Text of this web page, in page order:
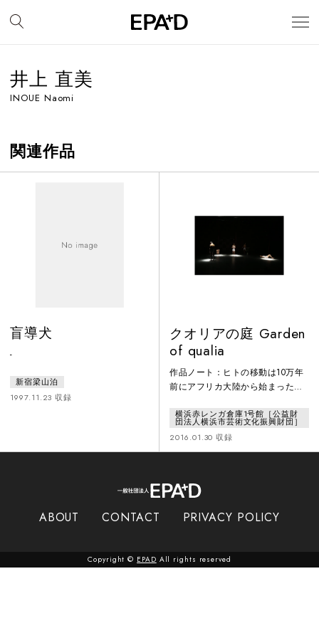
井上 直美
INOUE Naomi
関連作品
盲導犬
-
新宿梁山泊
1997.11.23 収録
クオリアの庭 Garden
of qualia
作品ノート：ヒトの移動は10万年
前にアフリカ大陸から始まったと
界で起こっている。 移動するとい
う行為はあらゆる文明の発展を促
しているが、同時に衝突を引き起
ョンを誘発させる。ヒトは何故身
体を移動させるのか。 どれだけ移
動してみたところで、それは小さ
横浜赤レンガ倉庫1号館［公益財
団法人横浜市芸術文化振興財団］
2016.01.30 収録
ABOUT CONTACT PRIVACY POLICY
Copyright © EPAD All rights reserved